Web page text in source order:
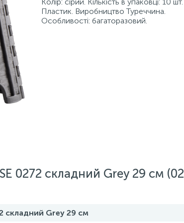
Пластик. Виробництво Туреччина.
Особливості: багаторазовий.
0272 складний Grey 29 см
складний Grey 29 см